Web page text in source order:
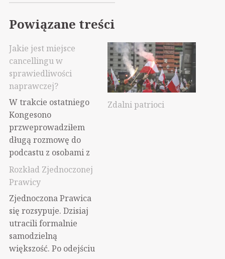
Powiązane treści
Jakie jest miejsce
cancellingu w
sprawiedliwości
naprawczej?
W trakcie ostatniego
Kongesono
przweprowadziłem
długą rozmowę do
podcastu z osobami z
kolektywu Syrena na
temat relacji takich
narzędzi jak
cancelling, callout
względem praktyk
wywodzących się ze
sprawiedliwości
naprawczej. Jak
Zdalni patrioci
Rozkład Zjednoczonej
Prawicy
Zjednoczona Prawica
się rozsypuje. Dzisiaj
utracili formalnie
samodzielną
większość. Po odejściu